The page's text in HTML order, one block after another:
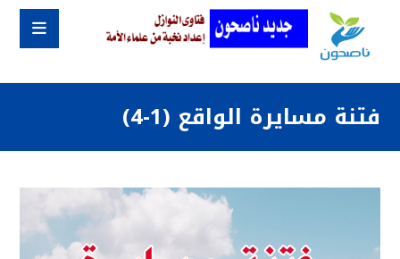
فتنة مسايرة الواقع (1-4)